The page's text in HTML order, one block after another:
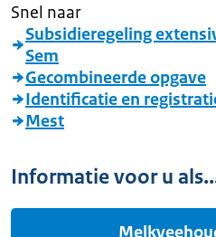
Snel naar
Subsidieregeling
Sem
Gecombineerde opgave
Identificatie en
Mest
Informatie voor u